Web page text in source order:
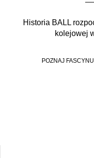
Historia BALL
kolejowej
POZNAJ